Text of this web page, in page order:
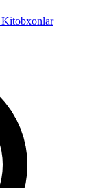
Kitobxonlar